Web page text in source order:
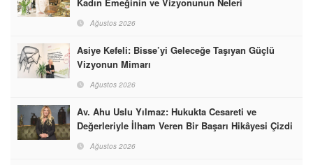
Ağustos 2026
Asiye Kefeli: Bisse’yi Geleceğe Taşıyan Güçlü
Vizyonun Mimarı
Ağustos 2026
Av. Ahu Uslu Yılmaz: Hukukta Cesareti ve
Değerleriyle İlham Veren Bir Başarı Hikâyesi Çizdi
Ağustos 2026